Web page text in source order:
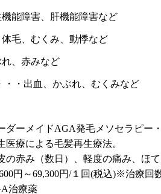
能障害、肝機能障害など
毛、むくみ、動悸など
、赤みなど
・出血、かぶれ、むくみなど
ダーメイドAGA発毛メソセラピー
医療による毛髪再生療法。
の赤み（数日）、軽度の痛み、ほ
円～69,300円/１回(税込)※治療回
治療薬